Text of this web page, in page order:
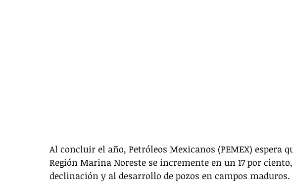
Al concluir el año, Petróleos Mexicanos (PEMEX) espera
Región Marina Noreste se incremente en un 17 por
declinación y al desarrollo de pozos en campos maduros.